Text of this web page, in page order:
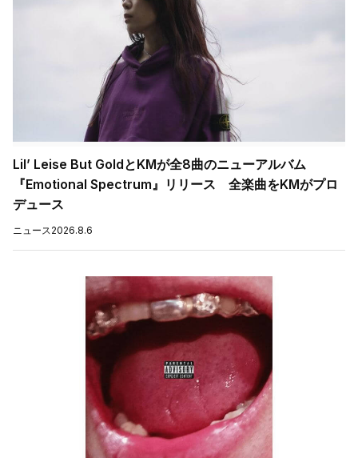
Lil’ Leise But GoldとKMが全8曲のニューアルバム
『Emotional Spectrum』リリース 全楽曲をKMがプロ
デュース
ニュース 2026.8.6